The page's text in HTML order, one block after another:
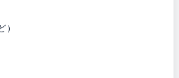
）